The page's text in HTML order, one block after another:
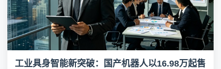
工业具身智能新突破：国产机器人以16.98万起售